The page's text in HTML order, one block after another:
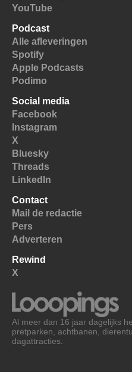
YouTube
Podcast
Alle afleveringen
Spotify
Apple Podcasts
Podimo
Social media
Facebook
Instagram
X
Bluesky
Threads
LinkedIn
Contact
Mail de redactie
Pers
Adverteren
Rewind
X
Al meer dan 16 jaar dagelijks
pretparken, achtbanen,
dagattracties.